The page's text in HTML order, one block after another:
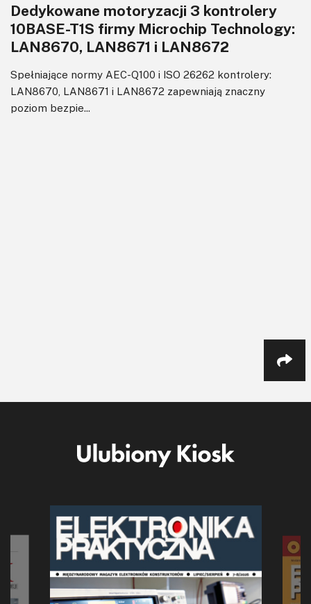
Dedykowane motoryzacji 3 kontrolery
10BASE-T1S firmy Microchip Technology:
LAN8670, LAN8671 i LAN8672
Spełniające normy AEC-Q100 i ISO 26262 kontrolery:
LAN8670, LAN8671 i LAN8672 zapewniają znaczny
poziom bezpie...